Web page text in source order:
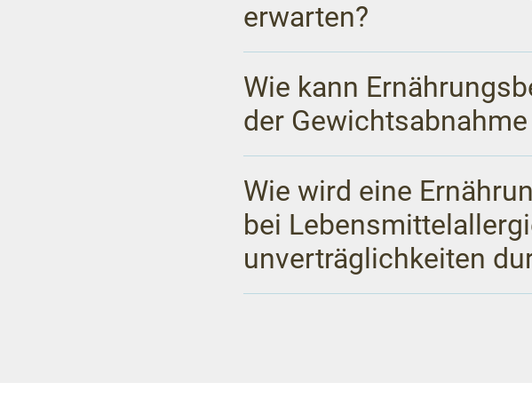
erwarten?
Wie kann
der
Wie wird eine
bei
unverträglichkeiten